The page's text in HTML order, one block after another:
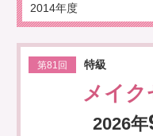
2014年度
第81回 特級
メイク
2026年